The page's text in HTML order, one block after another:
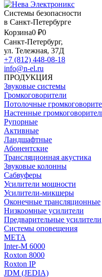
Системы безопасности
в Санкт-Петербурге
Корзина0 ₽0
Санкт-Петербург,
ул. Тележная, 37Д
+7 (812) 448-08-18
info@n-el.ru
ПРОДУКЦИЯ
Звуковые системы
Громкоговорители
Потолочные
Настенные
Рупорные
Активные
Ландшафтные
Абонентские
Трансляционная акустика
Звуковые колонны
Сабвуферы
Усилители мощности
Усилители-микшеры
Оконечные трансляционные
Низкоомные усилители
Предварительные усилители
Системы оповещения
МЕТА
Inter-M 6000
Roxton 8000
Roxton IP
JDM (JEDIA)